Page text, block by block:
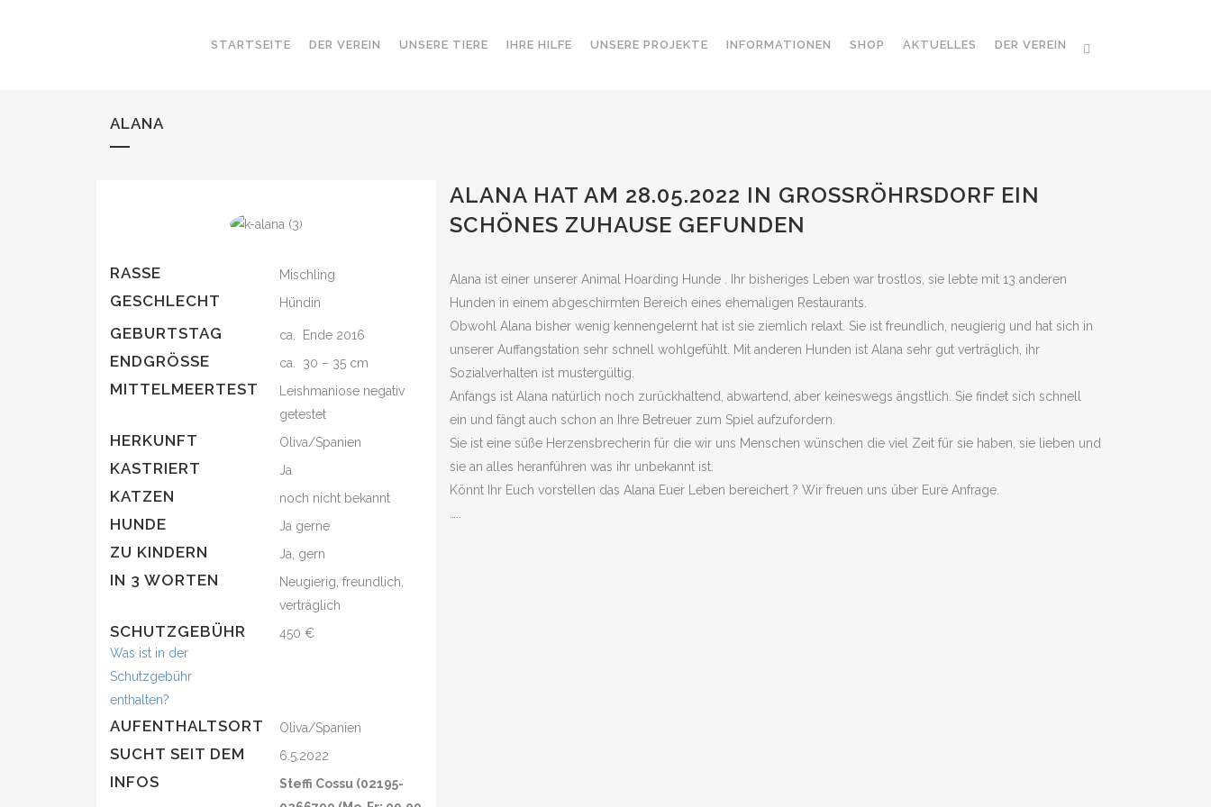
STARTSEITE DER VEREIN UNSERE TIERE IHRE HILFE UNSERE PROJEKTE INFORMATIONEN SHOP AKTUELLES DER VEREIN
ALANA
RASSE Mischling
GESCHLECHT Hündin
GEBURTSTAG ca. Ende 2016
ENDGRÖSSE ca. 30 – 35 cm
MITTELMEERTEST
Leishmaniose negativ
getestet
HERKUNFT Oliva/Spanien
KASTRIERT Ja
KATZEN noch nicht bekannt
HUNDE Ja gerne
ZU KINDERN Ja, gern
IN 3 WORTEN
Neugierig, freundlich,
verträglich
SCHUTZGEBÜHR
Was ist in der
Schutzgebühr
enthalten?
450 €
AUFENTHALTSORT Oliva/Spanien
SUCHT SEIT DEM 6.5.2022
INFOS
Steffi Cossu (02195-
ALANA HAT AM 28.05.2022 IN GROSSRÖHRSDORF EIN S
CHÖNES ZUHAUSE GEFUNDEN
Alana ist einer unserer Animal Hoarding Hunde . Ihr bisheriges Leben war trostlos, sie lebte mit 13 anderen
Hunden in einem abgeschirmten Bereich eines ehemaligen Restaurants.
Obwohl Alana bisher wenig kennengelernt hat ist sie ziemlich relaxt. Sie ist freundlich, neugierig und hat sich in
unserer Auffangstation sehr schnell wohlgefühlt. Mit anderen Hunden ist Alana sehr gut verträglich, ihr
Sozialverhalten ist mustergültig.
Anfangs ist Alana natürlich noch zurückhaltend, abwartend, aber keineswegs ängstlich. Sie findet sich schnell
ein und fängt auch schon an Ihre Betreuer zum Spiel aufzufordern.
Sie ist eine süße Herzensbrecherin für die wir uns Menschen wünschen die viel Zeit für sie haben, sie lieben und
sie an alles heranführen was ihr unbekannt ist.
Könnt Ihr Euch vorstellen das Alana Euer Leben bereichert ? Wir freuen uns über Eure Anfrage.